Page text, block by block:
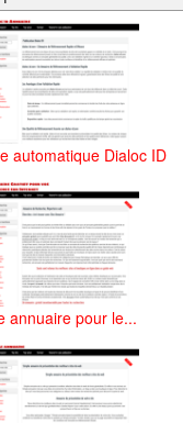
automatique Dialoc ID
annuaire pour le...